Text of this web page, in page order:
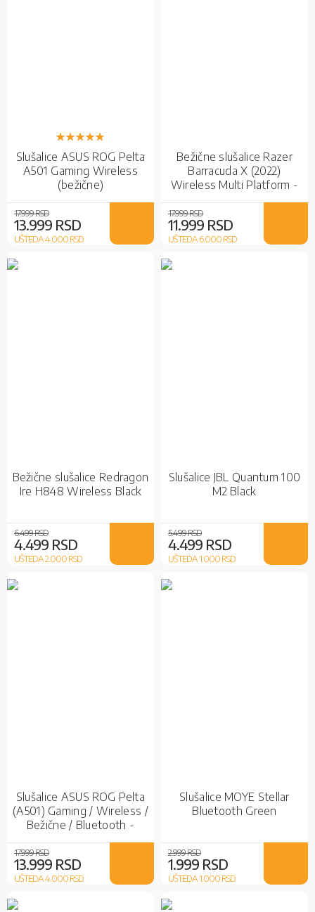
Rejting:
100%
Slušalice ASUS ROG Pelta
A501 Gaming Wireless
(bežične)
17.999 RSD
13.999 RSD
UŠTEDA 4.000RSD
Bežične slušalice Razer
Barracuda X (2022)
Wireless Multi Platform -
FRML
17.999 RSD
11.999 RSD
UŠTEDA 6.000RSD
Bežične slušalice Redragon
Ire H848 Wireless Black
6.499 RSD
4.499 RSD
UŠTEDA 2.000RSD
Slušalice JBL Quantum 100
M2 Black
5.499 RSD
4.499 RSD
UŠTEDA 1.000RSD
Slušalice ASUS ROG Pelta
(A501) Gaming / Wireless /
Bežične / Bluetooth -
17.999 RSD
13.999 RSD
UŠTEDA 4.000RSD
Slušalice MOYE Stellar
Bluetooth Green
2.999 RSD
1.999 RSD
UŠTEDA 1.000RSD